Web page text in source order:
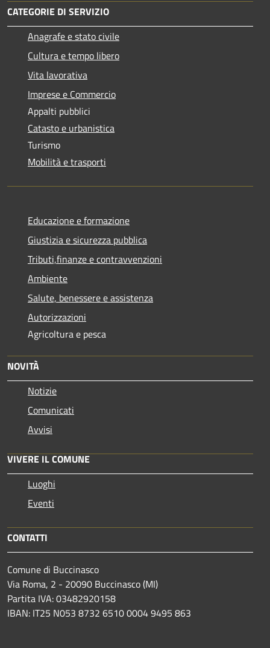
CATEGORIE DI SERVIZIO
Anagrafe e stato civile
Cultura e tempo libero
Vita lavorativa
Imprese e Commercio
Appalti pubblici
Catasto e urbanistica
Turismo
Mobilità e trasporti
Educazione e formazione
Giustizia e sicurezza pubblica
Tributi,finanze e contravvenzioni
Ambiente
Salute, benessere e assistenza
Autorizzazioni
Agricoltura e pesca
NOVITÀ
Notizie
Comunicati
Avvisi
VIVERE IL COMUNE
Luoghi
Eventi
CONTATTI
Comune di Buccinasco
Via Roma, 2 - 20090 Buccinasco (MI)
Partita IVA: 03482920158
IBAN: IT25 N053 8732 6510 0004 9495 863